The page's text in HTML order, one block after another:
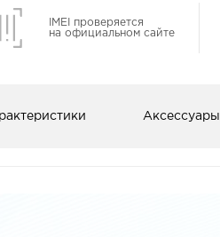
IMEI проверяется
на официальном сайте
Аксессуары